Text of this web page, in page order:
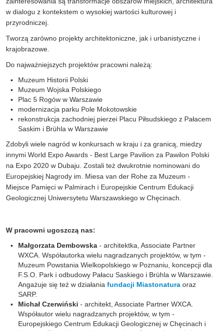
w dialogu z kontekstem o wysokiej wartości kulturowej i
przyrodniczej.
Tworzą zarówno projekty architektoniczne, jak i urbanistyczne i
krajobrazowe.
Do najważniejszych projektów pracowni należą:
Muzeum Historii Polski
Muzeum Wojska Polskiego
Plac 5 Rogów w Warszawie
modernizacja parku Pole Mokotowskie
rekonstrukcja zachodniej pierzei Placu Piłsudskiego z Pałacem
Saskim i Brühla w Warszawie
Zdobyli wiele nagród w konkursach w kraju i za granicą, miedzy
innymi World Expo Awards - Best Large Pavilion za Pawilon Polski
na Expo 2020 w Dubaju. Zostali też dwukrotnie nominowani do
Europejskiej Nagrody im. Miesa van der Rohe za Muzeum -
Miejsce Pamięci w Palmirach i Europejskie Centrum Edukacji
Geologicznej Uniwersytetu Warszawskiego w Chęcinach.
W pracowni ugoszczą nas:
Małgorzata Dembowska - architektka, Associate Partner
WXCA. Współautorka wielu nagradzanych projektów, w tym -
Muzeum Powstania Wielkopolskiego w Poznaniu, koncepcji dla
F.S.O. Park i odbudowy Pałacu Saskiego i Brühla w Warszawie.
Angażuje się też w działania fundacji Miastonatura oraz
SARP.
Michał Czerwiński - architekt, Associate Partner WXCA.
Współautor wielu nagradzanych projektów, w tym -
Europejskiego Centrum Edukacji Geologicznej w Chęcinach i